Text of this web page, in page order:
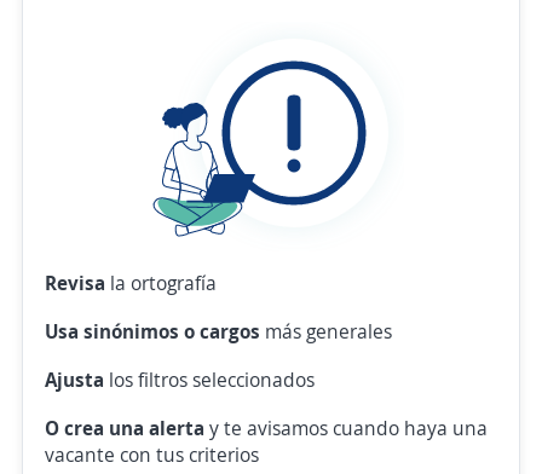
Revisa la ortografía
Usa sinónimos o cargos más generales
Ajusta los filtros seleccionados
O crea una alerta y te avisamos cuando haya una
vacante con tus criterios